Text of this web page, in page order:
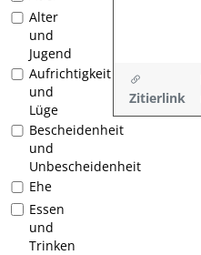
Alter
und
Jugend
Aufrichtigkeit
und
Lüge
Bescheidenheit
und
Unbescheidenheit
Ehe
Essen
und
Trinken
Zitierlink